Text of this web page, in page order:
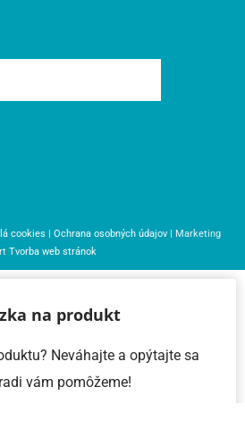
cookies Ochrana osobných údajov | Marketing
Tvorba web stránok
na produkt
Neváhajte a opýtajte sa
vám pomôžeme!